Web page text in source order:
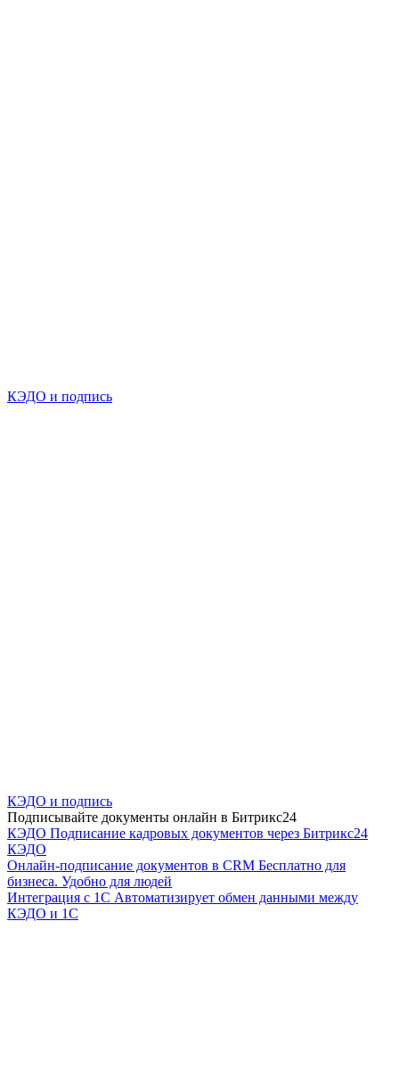
КЭДО и подпись
КЭДО и подпись
Подписывайте документы онлайн в Битрикс24
КЭДО Подписание кадровых документов через Битрикс24
КЭДО
Онлайн-подписание документов в CRM Бесплатно для
бизнеса. Удобно для людей
Интеграция с 1С Автоматизирует обмен данными между
КЭДО и 1С